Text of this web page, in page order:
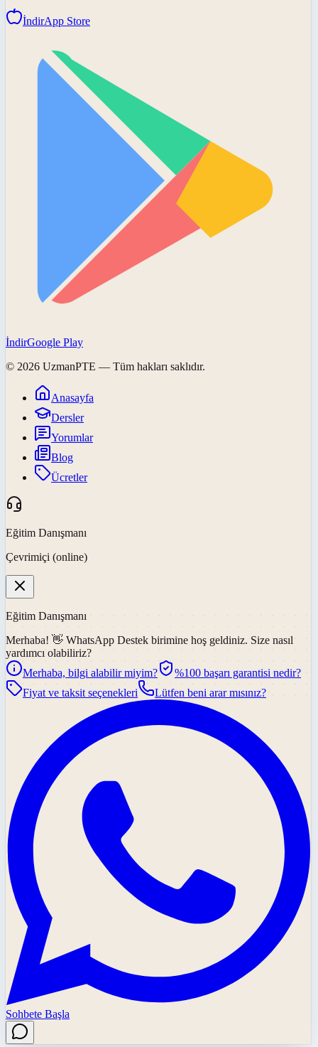
İndirApp Store
İndirGoogle Play
© 2026 UzmanPTE — Tüm hakları saklıdır.
Anasayfa
Dersler
Yorumlar
Blog
Ücretler
Eğitim Danışmanı
Çevrimiçi (online)
Eğitim Danışmanı
Merhaba! 👋 WhatsApp Destek birimine hoş geldiniz. Size nasıl
yardımcı olabiliriz?
Merhaba, bilgi alabilir miyim?
%100 başarı garantisi nedir?
Fiyat ve taksit seçenekleri
Lütfen beni arar mısınız?
Sohbete Başla